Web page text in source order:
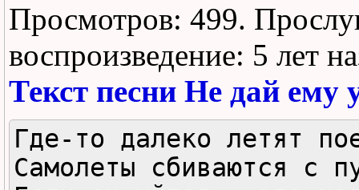
Просмотров: 499.
воспроизведение: 5 лет
Текст песни Не дай ему
Где-то далеко летят
Самолеты сбиваются с